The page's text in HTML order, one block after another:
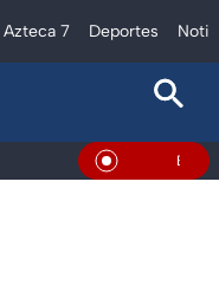
Azteca 7 Deportes
En Vivo